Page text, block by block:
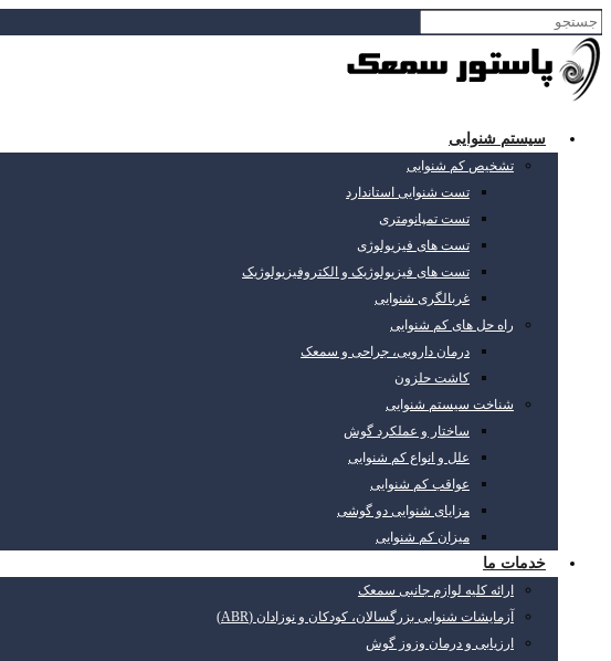
سیستم شنوایی
تشخیص کم شنوایی
تست شنوایی استاندارد
تست تمپانومتری
تست های فیزیولوژی
تست های فیزیولوژیک و الکتروفیزیولوژیک
غربالگری شنوایی
راه حل های کم شنوایی
درمان دارویی، جراحی و سمعک
کاشت حلزون
شناخت سیستم شنوایی
ساختار و عملکرد گوش
علل و انواع کم شنوایی
عواقب کم شنوایی
مزایای شنوایی دو گوشی
میزان کم شنوایی
خدمات ما
ارائه کلیه لوازم جانبی سمعک
آزمایشات شنوایی بزرگسالان، کودکان و نوزادان (ABR)
ارزیابی و درمان وزوز گوش